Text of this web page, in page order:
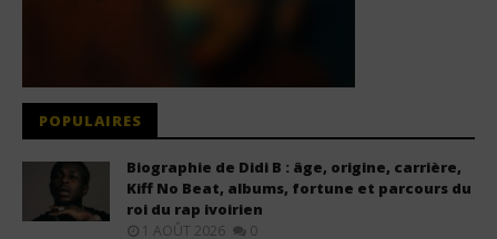
POPULAIRES
Biographie de Didi B : âge, origine, carrière,
Kiff No Beat, albums, fortune et parcours du
roi du rap ivoirien
1 AOÛT 2026 0